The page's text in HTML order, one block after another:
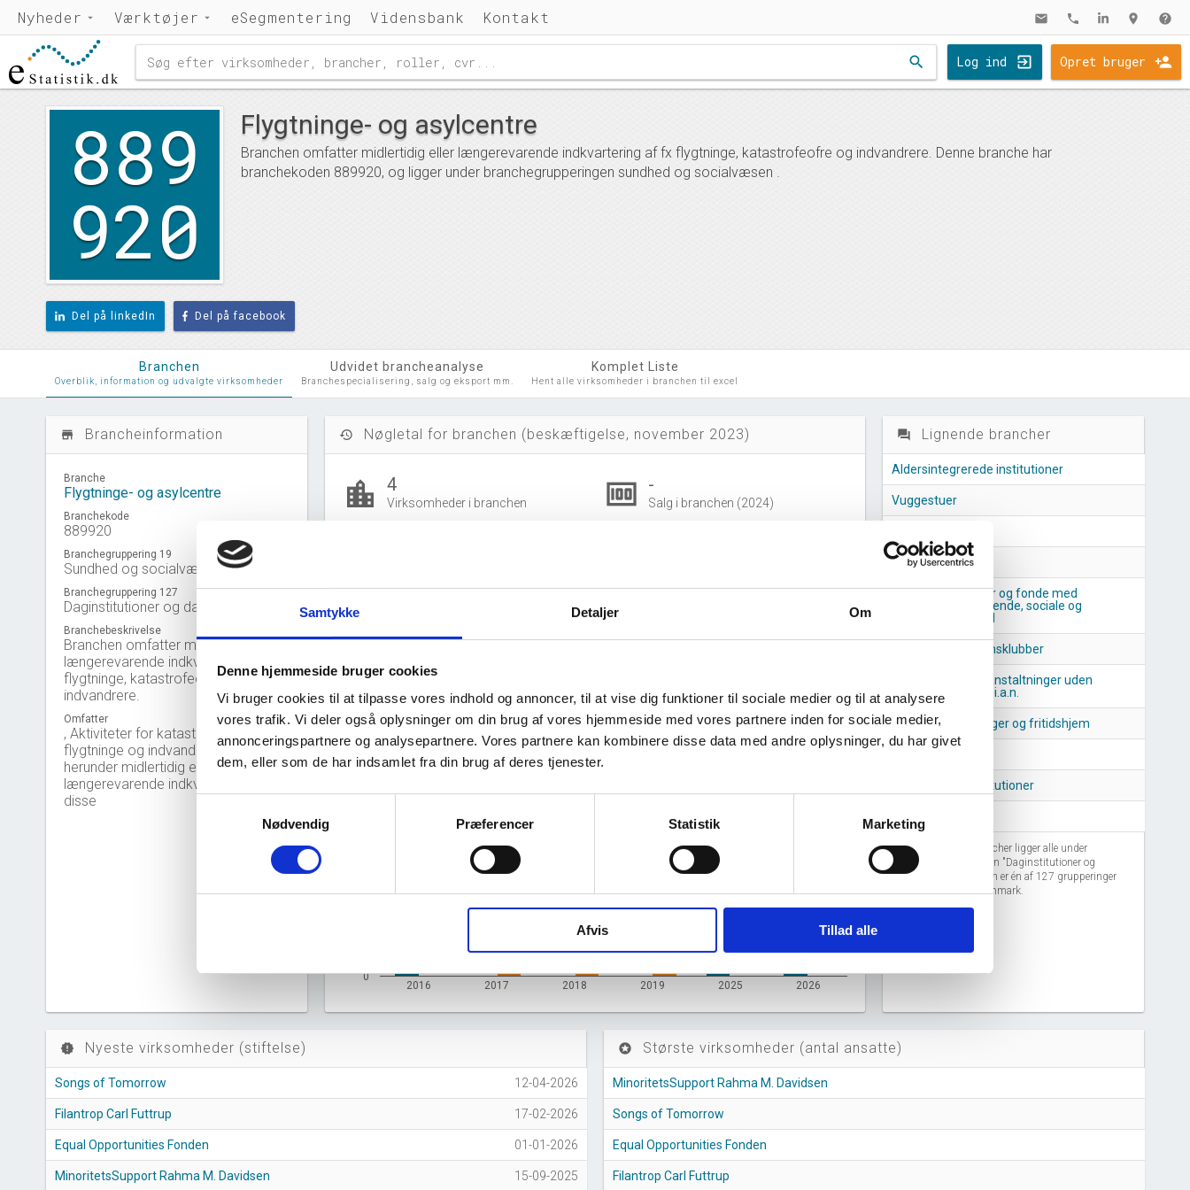
Samtykke Detaljer Om
Denne hjemmeside bruger cookies
Vi bruger cookies til at tilpasse vores indhold og annoncer, til at vise dig funktioner til sociale medier og til at analysere
vores trafik. Vi deler også oplysninger om din brug af vores hjemmeside med vores partnere inden for sociale medier,
annonceringspartnere og analysepartnere. Vores partnere kan kombinere disse data med andre oplysninger, du har givet
dem, eller som de har indsamlet fra din brug af deres tjenester.
Nødvendig
Præferencer Statistik Marketing
Afvis Tillad alle
Nyheder Værktøjer eSegmentering Vidensbank Kontakt mail phone location_on help
search Log ind Opret bruger
889
920
Flygtninge- og asylcentre
Branchen omfatter midlertidig eller længerevarende indkvartering af fx flygtninge, katastrofeofre og indvandrere. Denne branche har
branchekoden 889920, og ligger under branchegrupperingen sundhed og socialvæsen .
Del på linkedIn Del på facebook
Branchen
Overblik, information og udvalgte virksomheder
Udvidet brancheanalyse
Branchespecialisering, salg og eksport mm.
Komplet Liste
Hent alle virksomheder i branchen til excel
store_mall_directory Brancheinformation
Branche
Flygtninge- og asylcentre
Branchekode
889920
Branchegruppering 19
Sundhed og socialvæsen
Branchegruppering 127
Daginstitutioner og dagcentre mv.
Branchebeskrivelse
Branchen omfatter midlertidig eller
længerevarende indkvartering af fx
flygtninge, katastrofeofre og
indvandrere.
Omfatter
, Aktiviteter for katastrofeofre,
flygtninge og indvandrere mv.
herunder midlertidig eller
længerevarende indkvartering af
disse
history Nøgletal for branchen (beskæftigelse, november 2023)
location_city 4
Virksomheder i branchen money -
Salg i branchen (2024)
people_outline group
308
Beskæftigede kvinder i branchen Beskæftigede mænd i branchen
Gå tilUdvidet brancheanalysefor historiske data.
2016 2017 2018 2019 2025 2026
0
question_answer Lignende brancher
Aldersintegrerede institutioner
Vuggestuer
Børnehaver
Foreninger, legater og fonde med
sygdomsbekæmpende, sociale og
Fritids- og ungdomsklubber
Andre sociale foranstaltninger uden
institutionsophold i.a.n.
Skolefritidsordninger og fritidshjem
Revalideringsinstitutioner
Dagcentre mv.
Disse lignende brancher ligger alle under
branchegrupperingen "Daginstitutioner og
dagcentre mv. ", som er én af 127 grupperinger
af alle brancher i Danmark.
new_releases Nyeste virksomheder (stiftelse)
Songs of Tomorrow 12-04-2026
Filantrop Carl Futtrup 17-02-2026
Equal Opportunities Fonden 01-01-2026
MinoritetsSupport Rahma M. Davidsen 15-09-2025
stars Største virksomheder (antal ansatte)
MinoritetsSupport Rahma M. Davidsen
Songs of Tomorrow
Equal Opportunities Fonden
Filantrop Carl Futtrup